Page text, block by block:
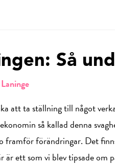
Så
att ta ställning till något
så kallad denna
framför förändringar. Det
är ett som vi blev tipsade om